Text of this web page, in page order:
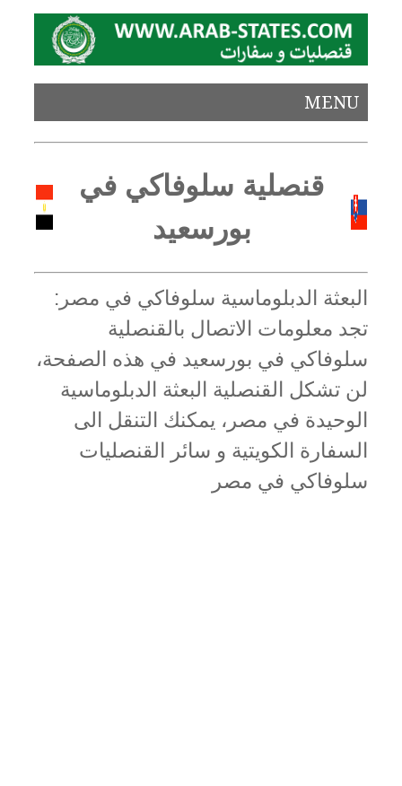
MENU
قنصلية سلوفاكي في
بورسعيد
البعثة الدبلوماسية سلوفاكي في مصر:
تجد معلومات الاتصال بالقنصلية
سلوفاكي في بورسعيد في هذه الصفحة،
لن تشكل القنصلية البعثة الدبلوماسية
الوحيدة في مصر، يمكنك التنقل الى
السفارة الكويتية و سائر القنصليات
سلوفاكي في مصر